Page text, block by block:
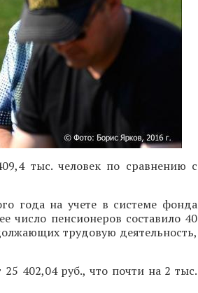
тыс. человек по сравнению с
года на учете в системе фонда
число пенсионеров составило 40
трудовую деятельность,
402,04 руб., что почти на 2 тыс.